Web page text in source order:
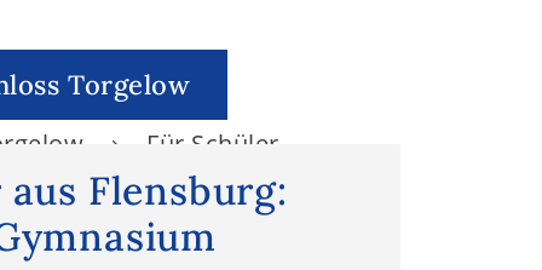
Torgelow
Flensburg:
Für Schüler